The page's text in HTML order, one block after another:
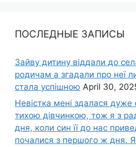
ПОСЛЕДНЫЕ ЗАПИСЫ
Зайву дитину віддали до
родичам а згадали про неї
стала успішною April 30,
Невістка мені здалася дуже
тихою дівчинкою, тож я з
дня, коли син її до нас
почалися з першого ж дня.